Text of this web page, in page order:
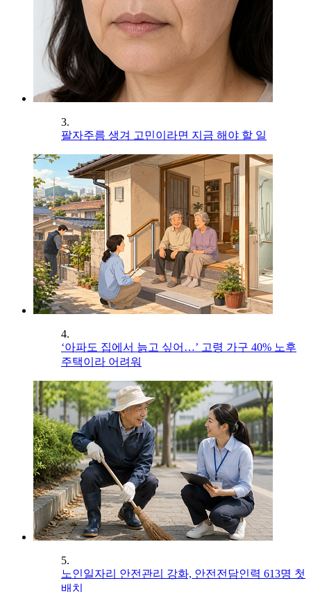
3.
팔자주름 생겨 고민이라면 지금 해야 할 일
4.
‘아파도 집에서 늙고 싶어…’ 고령 가구 40% 노후
주택이라 어려워
5.
노인일자리 안전관리 강화, 안전전담인력 613명 첫
배치